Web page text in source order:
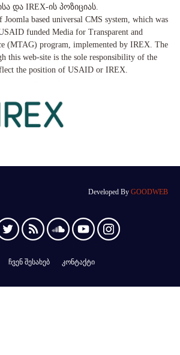
და IREX-ის პოზიციას.
based universal CMS system, which was
funded Media for Transparent and
(MTAG) program, implemented by IREX. The
this web-site is the sole responsibility of the
the position of USAID or IREX.
Developed By GOODWEB
ჩვენ შესახებ კონტაქტი